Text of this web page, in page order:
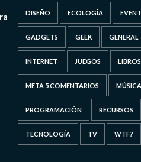
DISEÑO ECOLOGÍA
GADGETS GEEK GENERAL
INTERNET JUEGOS LIBROS
META 5 COMENTARIOS MÚSICA
PROGRAMACIÓN RECURSOS
TECNOLOGÍA TV WTF?